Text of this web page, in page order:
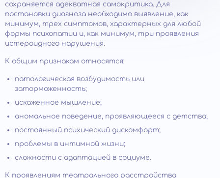
сохраняется адекватная самокритика. Для
постановки диагноза необходимо выявление, как
минимум, трех симптомов, характерных для любой
формы психопатии и, как минимум, три проявления
истероидного нарушения.
К общим признакам относятся:
патологическая возбудимость или
заторможенность;
искаженное мышление;
аномальное поведение, проявляющееся с детства;
постоянный психический дискомфорт;
проблемы в интимной жизни;
сложности с адаптацией в социуме.
К проявлениям театрального расстройства